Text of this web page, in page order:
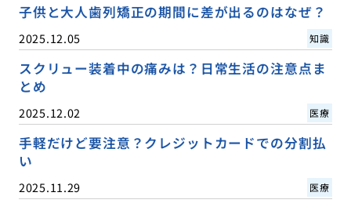
子供と大人歯列矯正の期間に差が出るのはなぜ？
2025.12.05 知識
スクリュー装着中の痛みは？日常生活の注意点ま
とめ
2025.12.02 医療
手軽だけど要注意？クレジットカードでの分割払
い
2025.11.29 医療